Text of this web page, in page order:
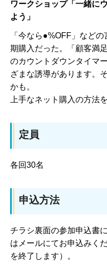
ワークショップ「一緒に
よう」
「今なら●%OFF」など
期購入だった。「顧客満
のカウントダウンタイマ
ざまな誘導があります。
かも。
上手なネット購入の方法
定員
各回30名
申込方法
チラシ裏面の参加申込書
はメールにてお申込みく
を終了します）。